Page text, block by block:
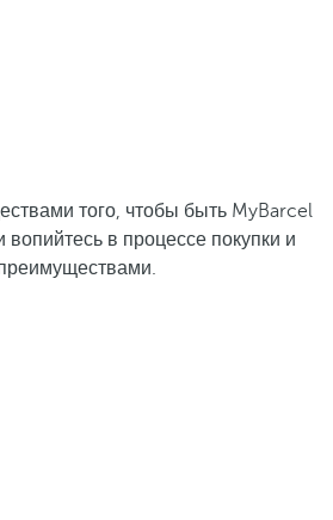
того, чтобы быть MyBarcel
вопийтесь в процессе покупки и